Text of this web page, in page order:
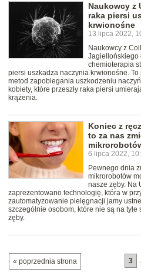
Naukowcy z
raka piersi
krwionośne
13 lipca 2022,
Naukowcy z
Jagiellońskiego
chemioterapia
piersi uszkadza naczynia krwionośne.
metod zapobiegania uszkodzeniu
kobiety, które przeszły raka piersi
krążenia.
Koniec z
to za nas
6 lipca 2022,
Pewnego dnia
mikrorobotów
nasze zęby. Na
zaprezentowano technologię, która w
zautomatyzowanie pielęgnacji jamy
szczególnie osobom, które nie są na
zęby.
« poprzednia strona 3